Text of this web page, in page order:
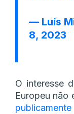
— Luís
8, 2023
O interesse
Europeu não
publicamente